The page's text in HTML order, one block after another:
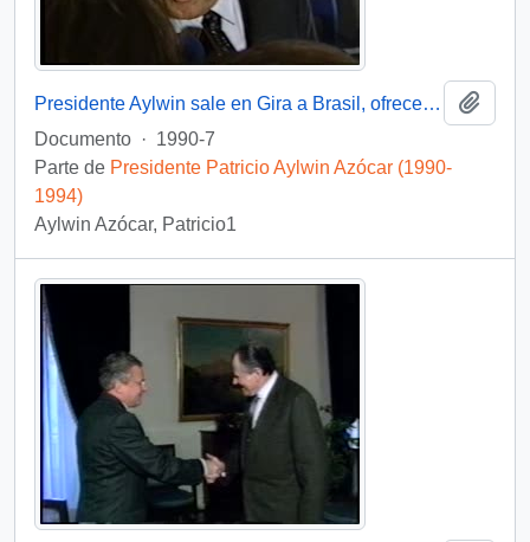
Presidente Aylwin sale en Gira a Brasil, ofrece entrevista : video
Documento · 1990-7
Parte de Presidente Patricio Aylwin Azócar (1990-
1994)
Aylwin Azócar, Patricio1